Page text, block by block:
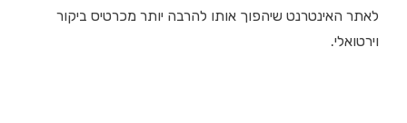
לאתר האינטרנט שיהפוך אותו להרבה יותר מכרטיס ביקור
וירטואלי.